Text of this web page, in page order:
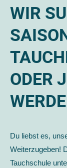
WIR
ODER
Du liebst es,
Weiterzugeben!
Tauchschule